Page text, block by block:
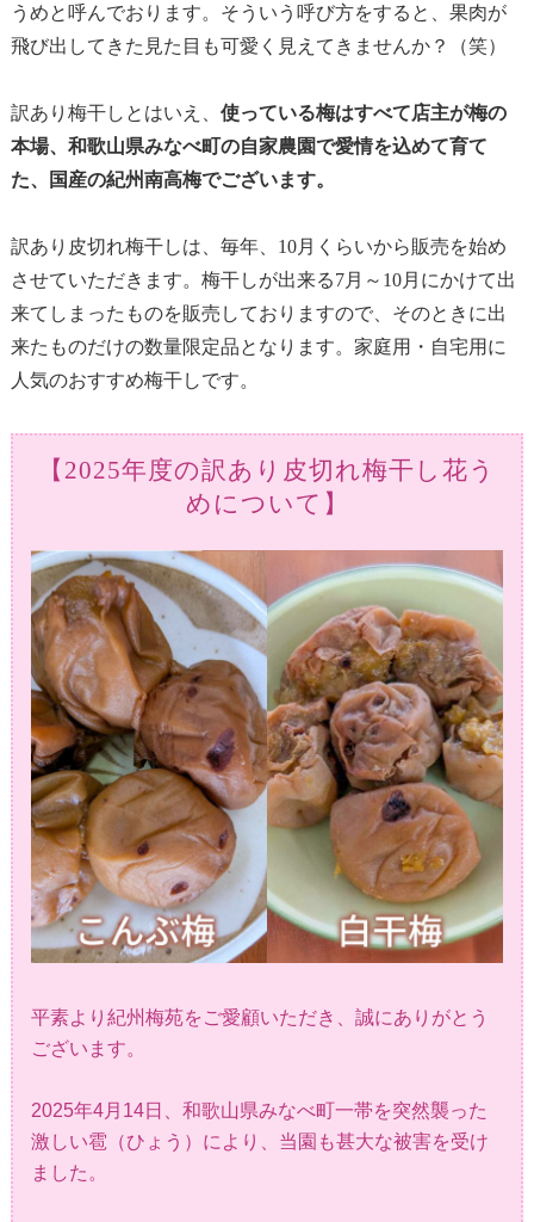
うめと呼んでおります。そういう呼び方をすると、果肉が
飛び出してきた見た目も可愛く見えてきませんか？（笑）
訳あり梅干しとはいえ、 使っている梅はすべて店主が梅の
本場、和歌山県みなべ町の自家農園で愛情を込めて育て
た、国産の紀州南高梅でございます。
訳あり皮切れ梅干しは、毎年、10月くらいから販売を始め
させていただきます。梅干しが出来る7月～10月にかけて出
来てしまったものを販売しておりますので、そのときに出
来たものだけの数量限定品となります。家庭用・自宅用に
人気のおすすめ梅干しです。
【2025年度の訳あり皮切れ梅干し花う
めについて】
平素より紀州梅苑をご愛顧いただき、誠にありがとう
ございます。
2025年4月14日、和歌山県みなべ町一帯を突然襲った
激しい雹（ひょう）により、当園も甚大な被害を受け
ました。